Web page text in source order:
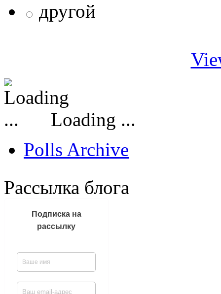
другой
Loading ...
Polls Archive
Рассылка блога
Подписка на
рассылку